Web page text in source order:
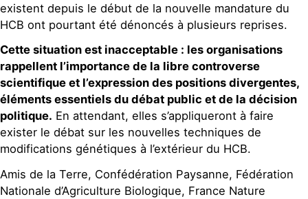
existent depuis le début de la nouvelle mandature du
HCB ont pourtant été dénoncés à plusieurs reprises.
Cette situation est inacceptable : les organisations
rappellent l’importance de la libre controverse
scientifique et l’expression des positions divergentes,
éléments essentiels du débat public et de la décision
politique. En attendant, elles s’appliqueront à faire
exister le débat sur les nouvelles techniques de
modifications génétiques à l’extérieur du HCB.
Amis de la Terre, Confédération Paysanne, Fédération
Nationale d’Agriculture Biologique, France Nature